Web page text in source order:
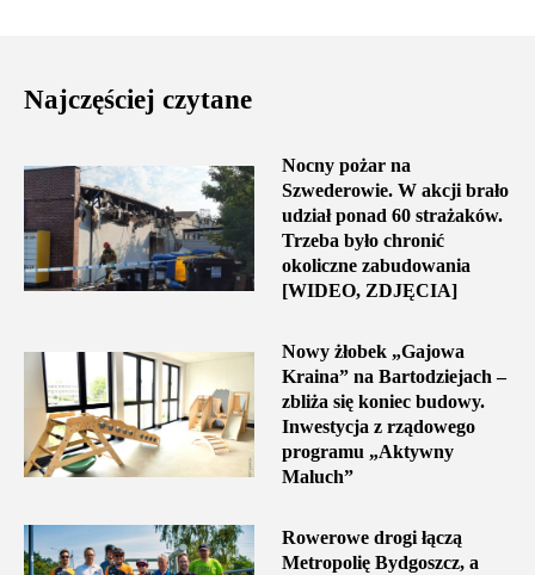
Najczęściej czytane
Nocny pożar na
Szwederowie. W akcji brało
udział ponad 60 strażaków.
Trzeba było chronić
okoliczne zabudowania
[WIDEO, ZDJĘCIA]
Nowy żłobek „Gajowa
Kraina” na Bartodziejach –
zbliża się koniec budowy.
Inwestycja z rządowego
programu „Aktywny
Maluch”
Rowerowe drogi łączą
Metropolię Bydgoszcz, a